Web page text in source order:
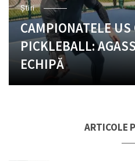
Ştiri
CAMPIONATELE US
PICKLEBALL:
ECHIPĂ
ARTICOLE